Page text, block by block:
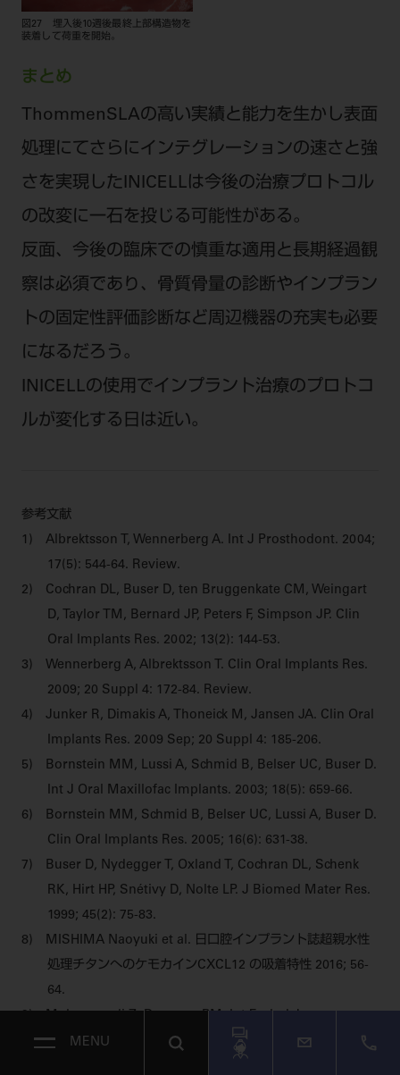
図27 埋入後10週後最終上部構造物を
装着して荷重を開始。
まとめ
ThommenSLAの高い実績と能力を生かし表面
処理にてさらにインテグレーションの速さと強
さを実現したINICELLは今後の治療プロトコル
の改変に一石を投じる可能性がある。
反面、今後の臨床での慎重な適用と長期経過観
察は必須であり、骨質骨量の診断やインプラン
トの固定性評価診断など周辺機器の充実も必要
になるだろう。
INICELLの使用でインプラント治療のプロトコ
ルが変化する日は近い。
参考文献
1) Albrektsson T, Wennerberg A. Int J Prosthodont. 2004;
17(5): 544-64. Review.
2) Cochran DL, Buser D, ten Bruggenkate CM, Weingart
D, Taylor TM, Bernard JP, Peters F, Simpson JP. Clin
Oral Implants Res. 2002; 13(2): 144-53.
3) Wennerberg A, Albrektsson T. Clin Oral Implants Res.
2009; 20 Suppl 4: 172-84. Review.
4) Junker R, Dimakis A, Thoneick M, Jansen JA. Clin Oral
Implants Res. 2009 Sep; 20 Suppl 4: 185-206.
5) Bornstein MM, Lussi A, Schmid B, Belser UC, Buser D.
Int J Oral Maxillofac Implants. 2003; 18(5): 659-66.
6) Bornstein MM, Schmid B, Belser UC, Lussi A, Buser D.
Clin Oral Implants Res. 2005; 16(6): 631-38.
7) Buser D, Nydegger T, Oxland T, Cochran DL, Schenk
RK, Hirt HP, Snétivy D, Nolte LP. J Biomed Mater Res.
1999; 45(2): 75-83.
8) MISHIMA Naoyuki et al. 日口腔インプラント誌超親水性
処理チタンへのケモカインCXCL12 の吸着特性 2016; 56-
64.
2011;44(8):697-730.
MENU